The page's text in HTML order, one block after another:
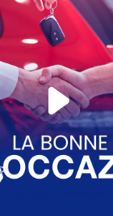
Face
00:03:14
Ce
00:02:26